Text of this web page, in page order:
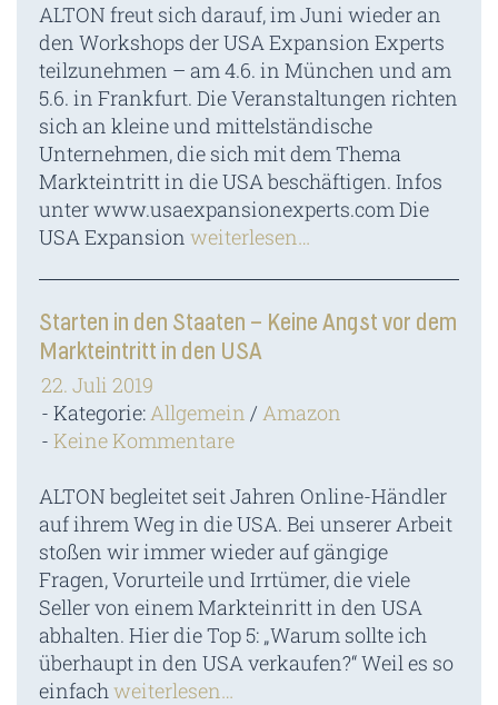
ALTON freut sich darauf, im Juni wieder an
den Workshops der USA Expansion Experts
teilzunehmen – am 4.6. in München und am
5.6. in Frankfurt. Die Veranstaltungen richten
sich an kleine und mittelständische
Unternehmen, die sich mit dem Thema
Markteintritt in die USA beschäftigen. Infos
unter www.usaexpansionexperts.com Die
USA Expansion weiterlesen…
Starten in den Staaten – Keine Angst vor dem
Markteintritt in den USA
22. Juli 2019
Kategorie:Allgemein / Amazon
Keine Kommentare
ALTON begleitet seit Jahren Online-Händler
auf ihrem Weg in die USA. Bei unserer Arbeit
stoßen wir immer wieder auf gängige
Fragen, Vorurteile und Irrtümer, die viele
Seller von einem Markteinritt in den USA
abhalten. Hier die Top 5: „Warum sollte ich
überhaupt in den USA verkaufen?“ Weil es so
einfachweiterlesen…